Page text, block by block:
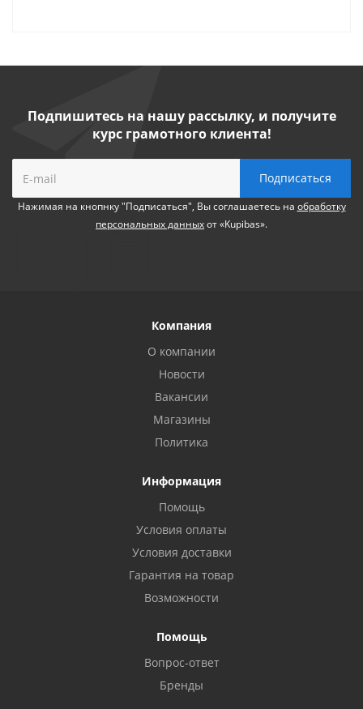
Подпишитесь на нашу рассылку, и получите
курс грамотного клиента!
Нажимая на кнопнку "Подписаться", Вы соглашаетесь на обработку
персональных данныхот «Kupibas».
Компания
О компании
Новости
Вакансии
Магазины
Политика
Информация
Помощь
Условия оплаты
Условия доставки
Гарантия на товар
Возможности
Помощь
Вопрос-ответ
Бренды